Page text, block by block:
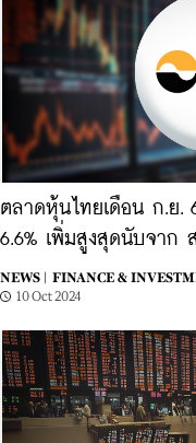
ตลาดหุ้นไทยเดือน ก.ย.
6.6% เพิ่มสูงสุดนับจาก
NEWS |
FINANCE &
10 Oct 2024